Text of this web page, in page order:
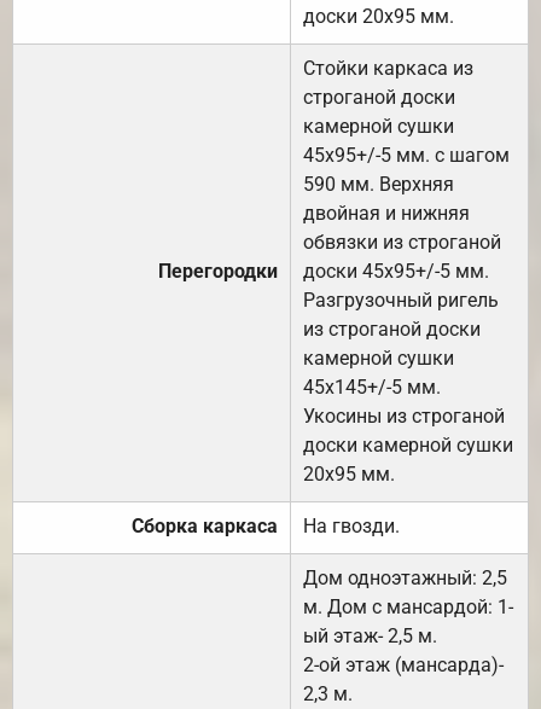
доски 20х95 мм.
Перегородки
Стойки каркаса из
строганой доски
камерной сушки
45х95+/-5 мм. с шагом
590 мм. Верхняя
двойная и нижняя
обвязки из строганой
доски 45х95+/-5 мм.
Разгрузочный ригель
из строганой доски
камерной сушки
45х145+/-5 мм.
Укосины из строганой
доски камерной сушки
20х95 мм.
Сборка каркаса На гвозди.
Дом одноэтажный: 2,5
м. Дом с мансардой: 1-
ый этаж- 2,5 м.
2-ой этаж (мансарда)-
2,3 м.